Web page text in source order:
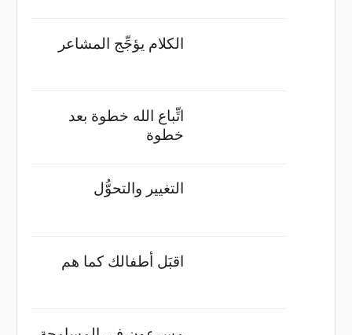
الكلام يؤجِّج المشاعر
اتِّباع الله خطوة بعد
خطوة
التغيير والتحوُّل
اقبَل أطفالك كما هم